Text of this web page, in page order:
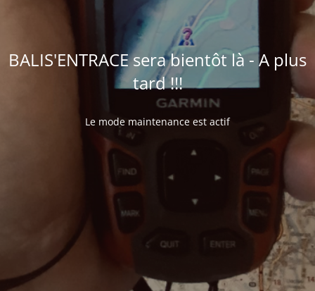
BALIS'ENTRACE sera bientôt là - A plus
tard !!!
Le mode maintenance est actif